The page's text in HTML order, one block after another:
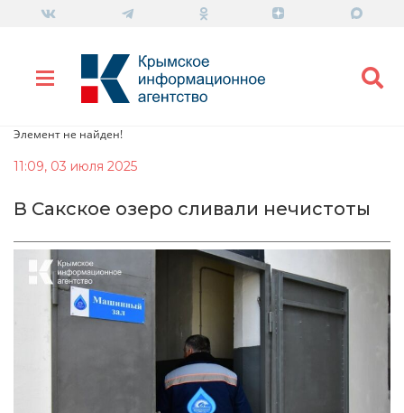
Элемент не найден!
11:09, 03 июля 2025
В Сакское озеро сливали нечистоты